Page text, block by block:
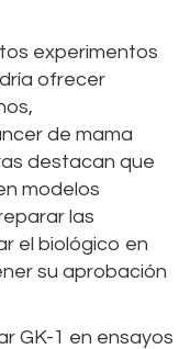
experimentos
ofrecer
de mama
destacan que
modelos
las
el biológico en
su aprobación
GK-1 en ensayos